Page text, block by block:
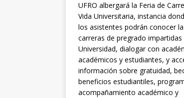
UFRO albergará la Feria de
Vida Universitaria, instancia
los asistentes podrán conocer
carreras de pregrado impartidas
Universidad, dialogar con
académicos y estudiantes, y
información sobre gratuidad,
beneficios estudiantiles,
acompañamiento académico y